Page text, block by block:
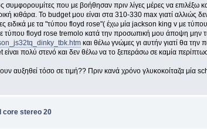
συμφορουμίτες που με βοήθησαν πριν λίγες μέρες να επιλέξω
κιθάρα. Το budget μου είναι στα 310-330 max γιατί αλλιώς
ειδικά με τα "τύπου floyd rose"( έχω μία jackson king v με
με τύπου floyd rose tremolo κατά την προσωπική μου άποψη
και θέλω γνώμες γι αυτήν γιατί θα
είναι πολύ στενό και δεν θέλω να το ξεπεράσω σε καμία
αυξηθεί τόσο σε τιμή?? Πριν κανά χρόνο γλυκοκοίταζα
core stereo 20